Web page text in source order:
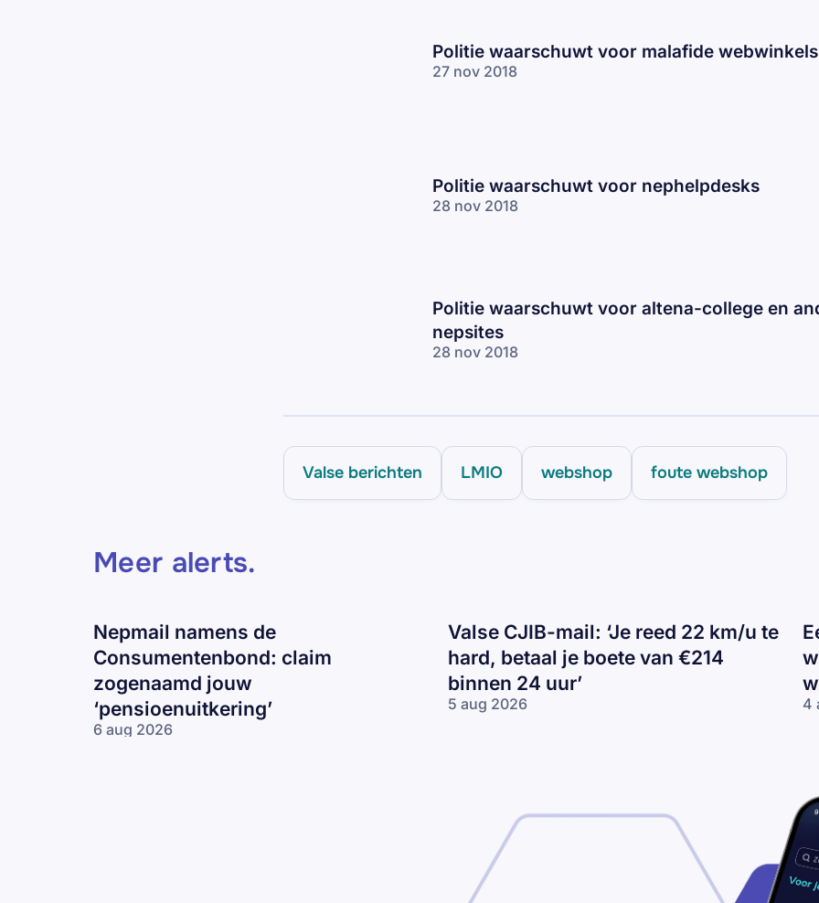
Politie waarschuwt voor malafide webwinkels
27 nov 2018
Politie waarschuwt voor nephelpdesks
28 nov 2018
Politie waarschuwt voor altena-college en
nepsites
28 nov 2018
Valse berichten LMIO webshop foute webshop
Meer alerts.
Nepmail namens de
Consumentenbond: claim
zogenaamd jouw
‘pensioenuitkering’
6 aug 2026
Valse CJIB-mail: ‘Je reed 22 km/u te
hard, betaal je boete van €214
binnen 24 uur’
5 aug 2026
betaal
4